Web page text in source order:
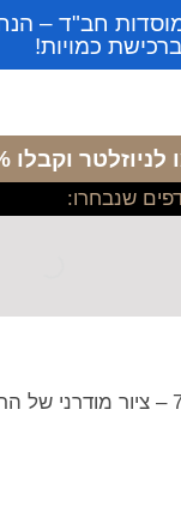
חב"ד –
ברכישת כמויות!
לניוזלטר וקבלו 10% הנחה
שנבחרו:
723 – ציור מודרני של